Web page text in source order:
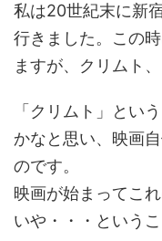
私は20世紀末に新
行きました。この
ますが、クリムト
「クリムト」とい
かなと思い、映画
のです。
映画が始まってこ
いや・・・という